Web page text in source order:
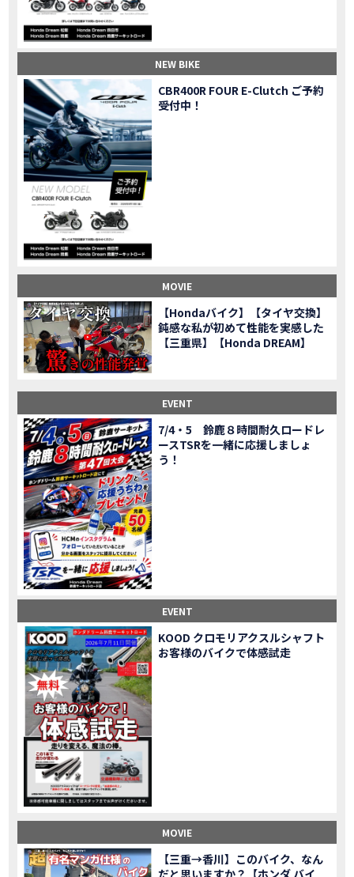
MOVIE 【CBR600RR】憧れのSSバイクで女子ツーリング|三重県 松阪スタート！Honda Rebel250•500
MOVIE 【中級レベル】スクーター乗りの女性ライダーがライティングスクールに潜入【HMS】Honda 400X
MOVIE 【鈴鹿サーキット】ホンダモーターサイクリストスクールを体験してきました【バイク女子】
CAMPAIGN 【買取強化中】乗らないバイクはHonda Dreamへ！
MOVIE 【祝】Honda CL500納車「かなえさんバイク売れました！」連絡があり行ってきました
MOVIE 【シンガーソングライター茉ひるさんご来店】ホンダドリーム四日市
MOVIE 【ホンダドリーム鈴鹿サーキットロード】オープン当日イベントレポ！
MOVIE 【鈴鹿サーキットに近い！】ホンダドリーム鈴鹿サーキットロードOPEN！ #茉ひる
MOVIE CL500売却！X-ADVオーナーの素直な理由。〇〇で納得の買取してもらいました|Honda X-ADV
MOVIE 【梅本まどかさんコラボ】CIVIC TYPE R♪スタッフオススメの鈴鹿ドライブへ！【後編】
MOVIE 憧れの大型バイク試乗！4輪走行は驚きの…【Honda GoldWing AfricaTwin】試乗会in鈴鹿ツインサーキット
【鈴鹿ツインサーキット】バイク＆クルマ夢のコラボイベント！「HCM２＆４サーキットフェス」レポ
MOVIE 全員初対面！バイク女子6人がツーリング行ったらwww
バイク女子6人でツーリング行った結果ww！後編
MOVIE 温泉1泊。いつもソロの女性ライダー、大人のマスツーリングへついていった【三重〜長野•茶臼山高原経由】Honda CL500
MOVIE 【梅本まどかさんコラボ】CIVIC TYPE R♪ スタッフオススメの鈴鹿ドライブへ！【前編】
MOVIE ＨＣＭ２＆４サーキットフェス2023 紹介動画②
MOVIE ＨＣＭ２＆４サーキットフェス2023 紹介動画①
Honda Dream 四日市のご紹介
MOVIE Honda Dream 鈴鹿のご紹介
MOVIE
Honda Dream 松阪のご紹介
２月１２日 牡蠣ツーリングフォトギャラリー
EVENT 第6回オフロードスクールフォトギャラリー
EVENT Honda Dream鈴鹿・松阪・四日市 ３店舗合同周年祭フォトギャラリー
MOVIE Honda Dream鈴鹿・松阪・四日市 ３店舗合同周年祭レポート
NEW BIKE NEW BIKE「HAWK 11」新型ロードスポーツモデル HAWK 11を発売！
NEW BIKE NEW BIKE「ダックス125」新型レジャーバイク ダックス125を発売！
MOVIE Honda Dream 鈴鹿 オフロードスクール紹介
【新車中古車多数】三重県でバイクを探すなら！HondaDream松阪【ホンダ二輪車専門店】
MOVIE 【県下最大規模】三重県でバイクを探すなら！HondaDream鈴鹿【ホンダ二輪車専門店】
NEW BIKE 「CBR400R」「400X」の仕様 を一部変更し発売!
NEW BIKE 大型プレミアムツアラー「Gold Wing」 シリーズのカラーバリエーション を一部変更し発売!
NEW BIKE クルーザーモデル 「Rebel 250 S Edition」 に新色を追加し発表！
NEW BIKE 「CT125・ハンターカブ」 に新色を追加し発売！
NEW BIKE 「CB1100 EX Final Edition」「CB1100 RS Final Edition」を発売
NEW BIKE 「モンキー125」に5速トランスミッションを採用した新エンジンを搭載し発売！
NEW BIKE 「スーパーカブ C125」に環境性能を向上させた新エンジンを搭載し発売！
EVENT 【イベントレポート】2021年 7月25日 敦賀ツーリング
「ADV150」に受注期間限定のカラーリングを設定し発売！
NEW BIKE 「GB350」「GB350 S」新型ロードスポーツモデル GB350・GB350 S を発売！
NEW BIKE
CBR400R FOUR E-Clutch ご予約
受付中！
MOVIE
【Hondaバイク】【タイヤ交換】
鈍感な私が初めて性能を実感した
【三重県】【Honda DREAM】
EVENT
7/4・5 鈴鹿８時間耐久ロードレ
ースTSRを一緒に応援しましょ
う！
EVENT
KOOD クロモリアクスルシャフト
お客様のバイクで体感試走
MOVIE
【三重→香川】このバイク、なん